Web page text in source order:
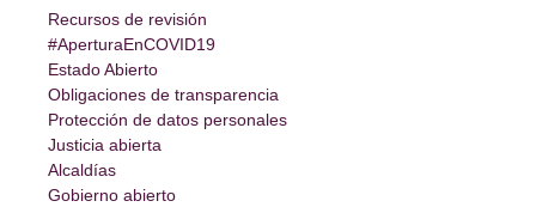
Recursos de revisión
#AperturaEnCOVID19
Estado Abierto
Obligaciones de transparencia
Protección de datos personales
Justicia abierta
Alcaldías
Gobierno abierto